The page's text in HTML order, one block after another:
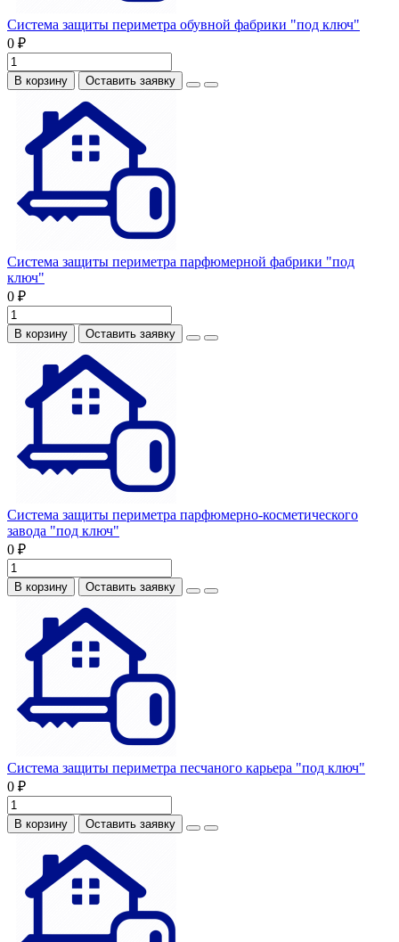
Система защиты периметра обувной фабрики "под ключ"
0 ₽
В корзину Оставить заявку
Система защиты периметра парфюмерной фабрики "под
ключ"
0 ₽
В корзину Оставить заявку
Система защиты периметра парфюмерно-косметического
завода "под ключ"
0 ₽
В корзину Оставить заявку
Система защиты периметра песчаного карьера "под ключ"
0 ₽
В корзину Оставить заявку